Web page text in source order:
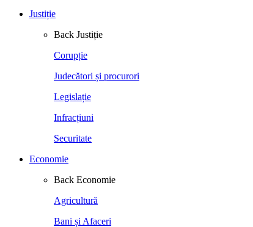
Justiție
Back Justiție
Corupție
Judecători și procurori
Legislație
Infracțiuni
Securitate
Economie
Back Economie
Agricultură
Bani și Afaceri